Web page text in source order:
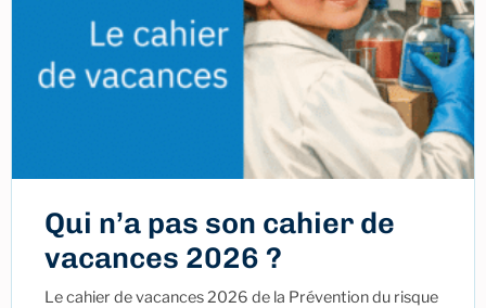
Qui n’a pas son cahier de
vacances 2026 ?
Le cahier de vacances 2026 de la Prévention du risque